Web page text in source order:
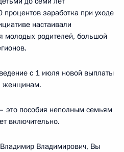
заработка при уходе
настаивали
молодых родителей, большой
с 1 июля новой выплаты
женщинам.
это пособия неполным семьям
включительно.
Владимирович, Вы